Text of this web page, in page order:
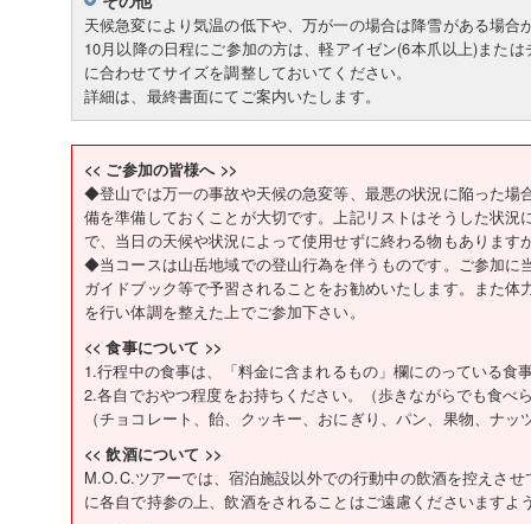
天候急変により気温の低下や、万が一の場合は降雪がある場合
10月以降の日程にご参加の方は、軽アイゼン(6本爪以上)また
に合わせてサイズを調整しておいてください。
詳細は、最終書面にてご案内いたします。
<< ご参加の皆様へ >>
◆登山では万一の事故や天候の急変等、最悪の状況に陥った場
備を準備しておくことが大切です。上記リストはそうした状況
で、当日の天候や状況によって使用せずに終わる物もあります
◆当コースは山岳地域での登山行為を伴うものです。ご参加に
ガイドブック等で予習されることをお勧めいたします。また
を行い体調を整えた上でご参加下さい。
<< 食事について >>
1.行程中の食事は、「料金に含まれるもの」欄にのっている食
2.各自でおやつ程度をお持ちください。（歩きながらでも食べ
（チョコレート、飴、クッキー、おにぎり、パン、果物、ナッ
<< 飲酒について >>
M.O.C.ツアーでは、宿泊施設以外での行動中の飲酒を控えさ
に各自で持参の上、飲酒をされることはご遠慮くださいますよ